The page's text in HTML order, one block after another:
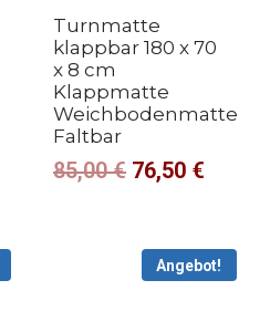
Turnmatte
klappbar 180 x 70
x 8 cm
Klappmatte
Weichbodenmatte
Faltbar
85,00€ 76,50 €
Angebot!